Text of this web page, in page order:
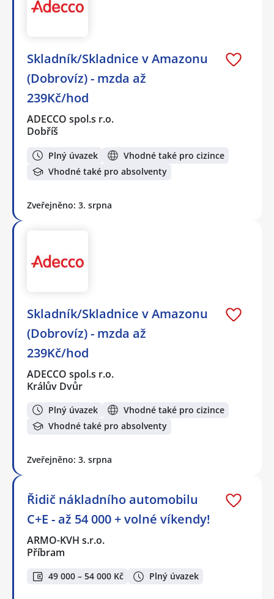
Skladník/Skladnice v Amazonu
(Dobrovíz) - mzda až
239Kč/hod
ADECCO spol.s r.o.
Dobříš
Plný úvazek
Vhodné také pro cizince
Vhodné také pro absolventy
Zveřejněno: 3. srpna
Skladník/Skladnice v Amazonu
(Dobrovíz) - mzda až
239Kč/hod
ADECCO spol.s r.o.
Králův Dvůr
Plný úvazek
Vhodné také pro cizince
Vhodné také pro absolventy
Zveřejněno: 3. srpna
Řidič nákladního automobilu
C+E - až 54 000 + volné víkendy!
ARMO-KVH s.r.o.
Příbram
49 000 – 54 000 Kč Plný úvazek